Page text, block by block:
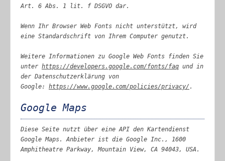
Art. 6 Abs. 1 lit. f DSGVO dar.
Wenn Ihr Browser Web Fonts nicht unterstützt, wird
eine Standardschrift von Ihrem Computer genutzt.
Weitere Informationen zu Google Web Fonts finden Sie
unter https://developers.google.com/fonts/faq und in
der Datenschutzerklärung von
Google: https://www.google.com/policies/privacy/ .
Google Maps
Diese Seite nutzt über eine API den Kartendienst
Google Maps. Anbieter ist die Google Inc., 1600
Amphitheatre Parkway, Mountain View, CA 94043, USA.